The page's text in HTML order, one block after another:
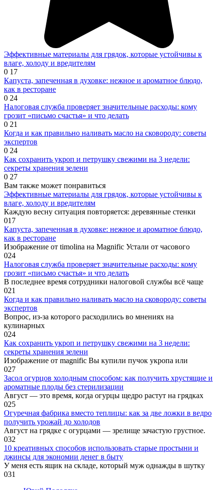
Эффективные материалы для грядок, которые устойчивы к
влаге, холоду и вредителям
0 17
Капуста, запеченная в духовке: нежное и ароматное блюдо,
как в ресторане
0 24
Налоговая служба проверяет значительные расходы: кому
грозит «письмо счастья» и что делать
0 21
Когда и как правильно наливать масло на сковороду: советы
экспертов
0 24
Как сохранить укроп и петрушку свежими на 3 недели:
секреты хранения зелени
0 27
Вам также может понравиться
Эффективные материалы для грядок, которые устойчивы к
влаге, холоду и вредителям
Каждую весну ситуация повторяется: деревянные стенки
017
Капуста, запеченная в духовке: нежное и ароматное блюдо,
как в ресторане
Изображение от timolina на Magnific Устали от часового
024
Налоговая служба проверяет значительные расходы: кому
грозит «письмо счастья» и что делать
В последнее время сотрудники налоговой службы всё чаще
021
Когда и как правильно наливать масло на сковороду: советы
экспертов
Вопрос, из-за которого расходились во мнениях на
кулинарных
024
Как сохранить укроп и петрушку свежими на 3 недели:
секреты хранения зелени
Изображение от magnific Вы купили пучок укропа или
027
Засол огурцов холодным способом: как получить хрустящие и
ароматные плоды без стерилизации
Август — это время, когда огурцы щедро растут на грядках
025
Огуречная фабрика вместо теплицы: как за две ложки в ведро
получить урожай до холодов
Август на грядке с огурцами — зрелище зачастую грустное.
032
10 креативных способов использовать старые простыни и
джинсы для экономии денег в быту
У меня есть ящик на складе, который муж однажды в шутку
031